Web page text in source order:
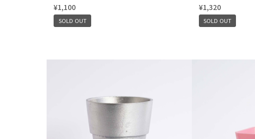
¥1,100
SOLD OUT
¥1,320
SOLD OUT